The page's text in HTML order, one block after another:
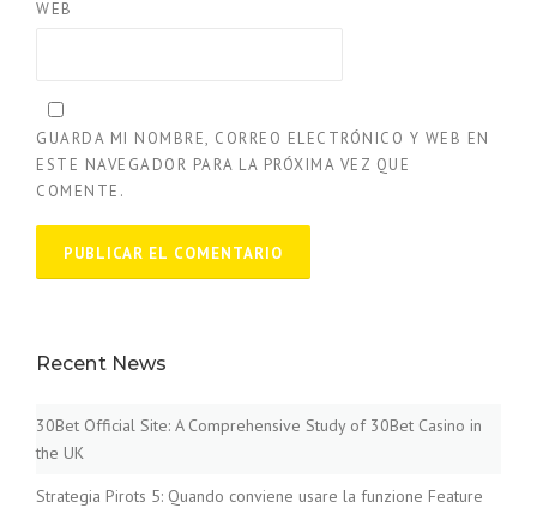
WEB
GUARDA MI NOMBRE, CORREO ELECTRÓNICO Y WEB EN
ESTE NAVEGADOR PARA LA PRÓXIMA VEZ QUE
COMENTE.
Recent News
30Bet Official Site: A Comprehensive Study of 30Bet Casino in
the UK
Strategia Pirots 5: Quando conviene usare la funzione Feature